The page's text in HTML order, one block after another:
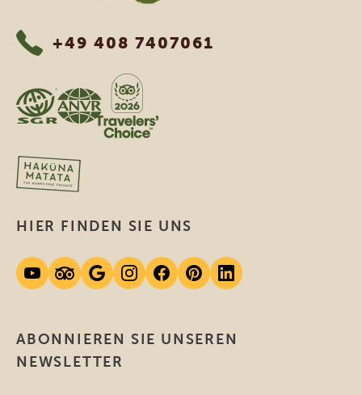
+49 408 7407061
ABONNIEREN SIE UNSEREN
NEWSLETTER
HIER FINDEN SIE UNS